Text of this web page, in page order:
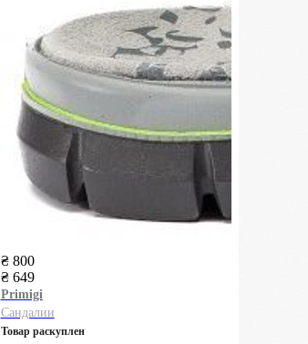
₴ 800
₴ 649
Primigi
Сандалии
Товар раскуплен